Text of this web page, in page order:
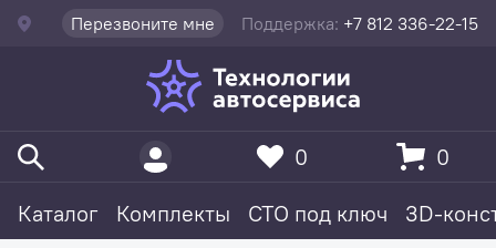
Перезвоните мне Поддержка: +7 812 336-22-15
Каталог Комплекты СТО под ключ 3D-
0 0